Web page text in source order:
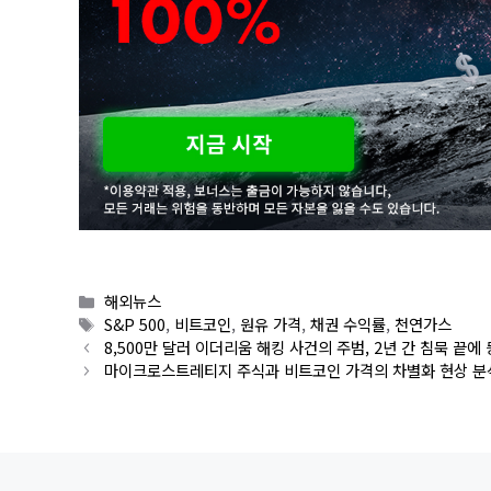
Categories
해외뉴스
Tags
S&P 500, 비트코인, 원유 가격,채권 수익률, 천연가스
8,500만 달러 이더리움 해킹 사건의 주범, 2년 간 침묵 끝에
마이크로스트레티지 주식과 비트코인 가격의 차별화 현상 분